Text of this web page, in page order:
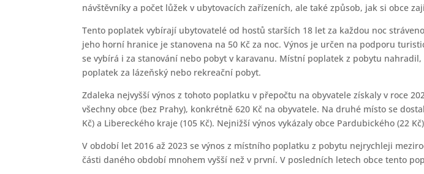
návštěvníky a počet lůžek v ubytovacích zařízeních, ale také způsob, jak si obce
Tento poplatek vybírají ubytovatelé od hostů starších 18 let za každou noc
jeho horní hranice je stanovena na 50 Kč za noc. Výnos je určen na podporu
se vybírá i za stanování nebo pobyt v karavanu. Místní poplatek z pobytu
poplatek za lázeňský nebo rekreační pobyt.
Zdaleka nejvyšší výnos z tohoto poplatku v přepočtu na obyvatele získaly v roce
všechny obce (bez Prahy), konkrétně 620 Kč na obyvatele. Na druhé místo se
Kč) a Libereckého kraje (105 Kč). Nejnižší výnos vykázaly obce Pardubického (22
V období let 2016 až 2023 se výnos z místního poplatku z pobytu nejrychleji
části daného období mnohem vyšší než v první. V posledních letech obce tento